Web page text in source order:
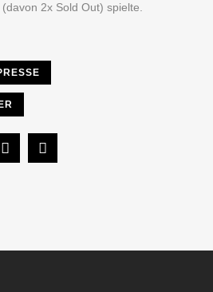
2x Sold Out) spielte.